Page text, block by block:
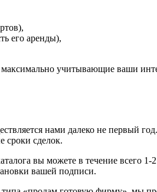
его аренды),
учитывающие ваши
нами далеко не первый
сроки сделок.
вы можете в течение всего
вашей подписи.